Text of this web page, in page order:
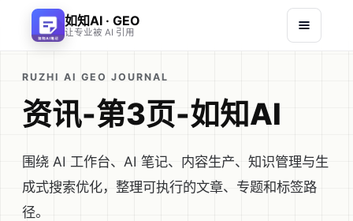
如知AI · GEO
让专业被 AI 引用
RUZHI AI GEO JOURNAL
资讯-第3页-如知AI
围绕 AI 工作台、AI 笔记、内容生产、知识管理与生
成式搜索优化，整理可执行的文章、专题和标签路
径。